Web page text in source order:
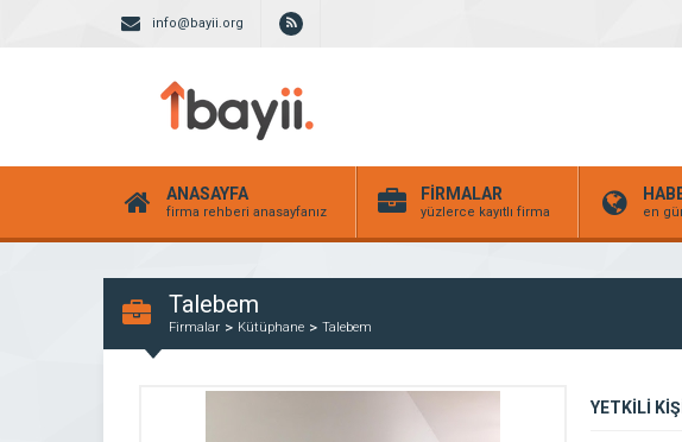
info@bayii.org
ANASAYFA
firma rehberi anasayfanız
FİRMALAR
yüzlerce kayıtlı firma en
Talebem
Firmalar Kütüphane Talebem
YETKİLİ